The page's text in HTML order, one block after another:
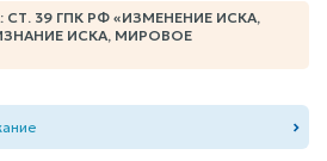
39 ГПК РФ «ИЗМЕНЕНИЕ ИСКА,
ИСКА, МИРОВОЕ